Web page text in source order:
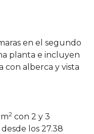
en el segundo
planta e incluyen
con alberca y vista
2 con 2 y 3
los 27.38